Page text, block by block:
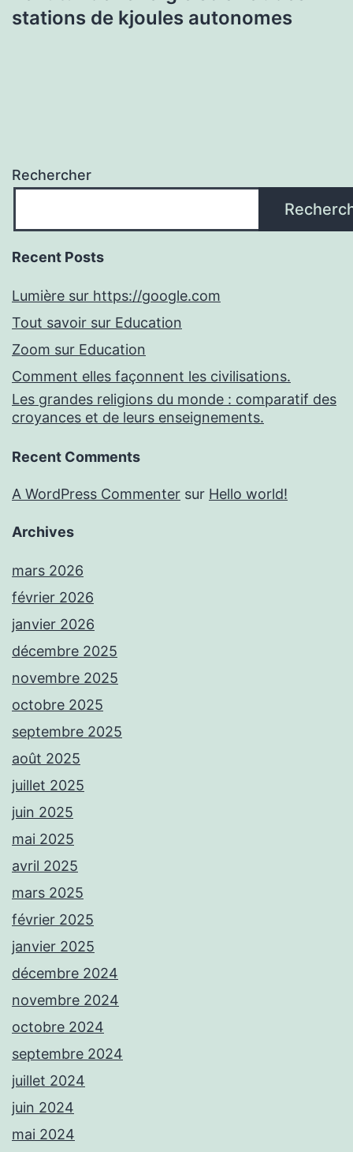
stations de kjoules autonomes
Rechercher
Recent Posts
Lumière sur https://google.com
Tout savoir sur Education
Zoom sur Education
Comment elles façonnent les civilisations.
Les grandes religions du monde : comparatif des
croyances et de leurs enseignements.
Recent Comments
A WordPress Commenter sur Hello world!
Archives
mars 2026
février 2026
janvier 2026
décembre 2025
novembre 2025
octobre 2025
septembre 2025
août 2025
juillet 2025
juin 2025
mai 2025
avril 2025
mars 2025
février 2025
janvier 2025
décembre 2024
novembre 2024
octobre 2024
septembre 2024
juillet 2024
juin 2024
mai 2024